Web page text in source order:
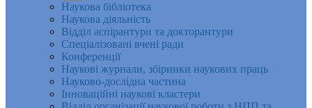
Наукова бібліотека
Наукова діяльність
Відділ аспірантури та докторантури
Спеціалізовані вчені ради
Конференції
Наукові журнали, збірники наукових праць
Науково-дослідна частина
Інноваційні наукові кластери